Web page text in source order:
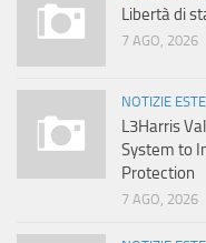
Libertà di
7 AGO, 2026
NOTIZIE
L3Harris
System to
Protection
7 AGO, 2026